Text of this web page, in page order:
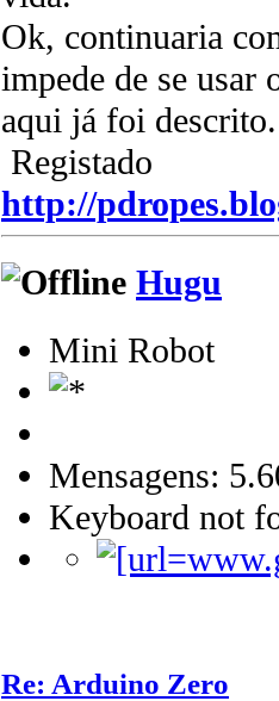
Ok, continuaria
impede de se usar
aqui já foi descrito.
Registado
http://
Hugu
Mini Robot
Mensagens:
Keyboard not
Re: Arduino Zero